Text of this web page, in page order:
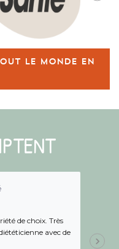
le monde en
de choix. Très
avec de
de l
aidé